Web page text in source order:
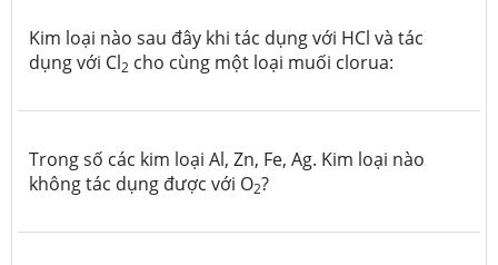
Kim loại nào sau đây khi tác dụng với HCl và tác
dụng với Cl2 cho cùng một loại muối clorua:
Trong số các kim loại Al, Zn, Fe, Ag. Kim loại nào
không tác dụng được với O2?